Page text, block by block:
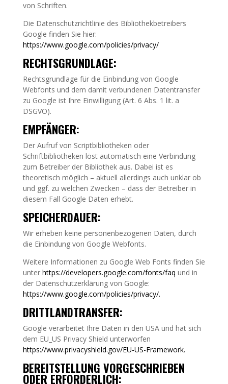
von Schriften.
Die Datenschutzrichtlinie des Bibliothekbetreibers
Google finden Sie hier:
https://www.google.com/policies/privacy/
RECHTSGRUNDLAGE:
Rechtsgrundlage für die Einbindung von Google
Webfonts und dem damit verbundenen Datentransfer
zu Google ist Ihre Einwilligung (Art. 6 Abs. 1 lit. a
DSGVO).
EMPFÄNGER:
Der Aufruf von Scriptbibliotheken oder
Schriftbibliotheken löst automatisch eine Verbindung
zum Betreiber der Bibliothek aus. Dabei ist es
theoretisch möglich – aktuell allerdings auch unklar ob
und ggf. zu welchen Zwecken – dass der Betreiber in
diesem Fall Google Daten erhebt.
SPEICHERDAUER:
Wir erheben keine personenbezogenen Daten, durch
die Einbindung von Google Webfonts.
Weitere Informationen zu Google Web Fonts finden Sie
unter https://developers.google.com/fonts/faq und in
der Datenschutzerklärung von Google:
https://www.google.com/policies/privacy/.
DRITTLANDTRANSFER:
Google verarbeitet Ihre Daten in den USA und hat sich
dem EU_US Privacy Shield unterworfen
https://www.privacyshield.gov/EU-US-Framework.
BEREITSTELLUNG VORGESCHRIEBEN
ODER ERFORDERLICH: